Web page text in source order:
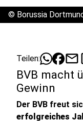
© Borussia
Teilen: mail
BVB macht
Gewinn
Der BVB freut
erfolgreiches